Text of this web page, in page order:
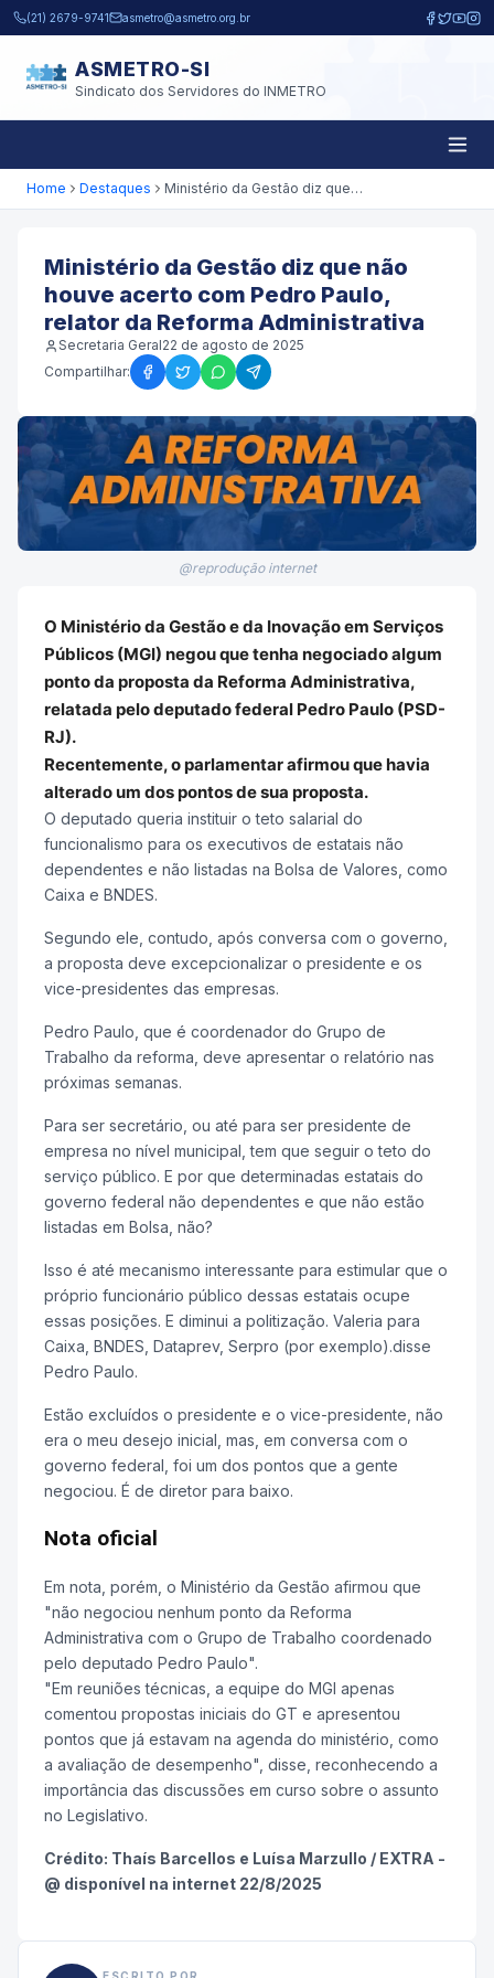
Pular para o conteúdo principal
(21) 2679-9741 asmetro@asmetro.org.br
ASMETRO-SI
Sindicato dos Servidores do INMETRO
Home Destaques Ministério da Gestão diz que não houve acerto com Pedro Paulo, relator da Reforma Administrativa
Ministério da Gestão diz que não
houve acerto com Pedro Paulo,
relator da Reforma Administrativa
Secretaria Geral22 de agosto de 2025
Compartilhar:
@reprodução internet
O Ministério da Gestão e da Inovação em Serviços
Públicos (MGI) negou que tenha negociado algum
ponto da proposta da Reforma Administrativa,
relatada pelo deputado federal Pedro Paulo (PSD-
RJ).
Recentemente, o parlamentar afirmou que havia
alterado um dos pontos de sua proposta.
O deputado queria instituir o teto salarial do
funcionalismo para os executivos de estatais não
dependentes e não listadas na Bolsa de Valores, como
Caixa e BNDES.
Segundo ele, contudo, após conversa com o governo,
a proposta deve excepcionalizar o presidente e os
vice-presidentes das empresas.
Pedro Paulo, que é coordenador do Grupo de
Trabalho da reforma, deve apresentar o relatório nas
próximas semanas.
Para ser secretário, ou até para ser presidente de
empresa no nível municipal, tem que seguir o teto do
serviço público. E por que determinadas estatais do
governo federal não dependentes e que não estão
listadas em Bolsa, não?
Isso é até mecanismo interessante para estimular que o
próprio funcionário público dessas estatais ocupe
essas posições. E diminui a politização. Valeria para
Caixa, BNDES, Dataprev, Serpro (por exemplo).disse
Pedro Paulo.
Estão excluídos o presidente e o vice-presidente, não
era o meu desejo inicial, mas, em conversa com o
governo federal, foi um dos pontos que a gente
negociou. É de diretor para baixo.
Nota oficial
Em nota, porém, o Ministério da Gestão afirmou que
"não negociou nenhum ponto da Reforma
Administrativa com o Grupo de Trabalho coordenado
pelo deputado Pedro Paulo".
"Em reuniões técnicas, a equipe do MGI apenas
comentou propostas iniciais do GT e apresentou
pontos que já estavam na agenda do ministério, como
a avaliação de desempenho", disse, reconhecendo a
importância das discussões em curso sobre o assunto
no Legislativo.
Crédito: Thaís Barcellos e Luísa Marzullo / EXTRA -
@ disponível na internet 22/8/2025